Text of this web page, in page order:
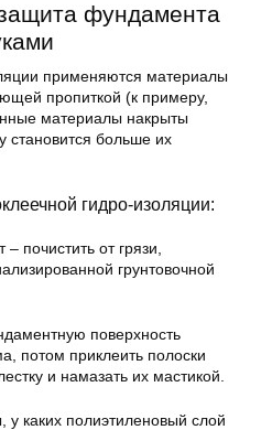
фундамента
применяются материалы
пропиткой (к примеру,
материалы накрыты
становится больше их
гидро-изоляции:
почистить от грязи,
грунтовочной
поверхность
потом приклеить полоски
и намазать их мастикой.
у каких полиэтиленовый слой